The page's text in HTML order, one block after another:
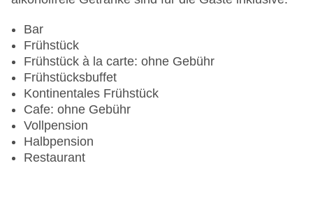
Bar
Frühstück
Frühstück à la carte: ohne Gebühr
Frühstücksbuffet
Kontinentales Frühstück
Cafe: ohne Gebühr
Vollpension
Halbpension
Restaurant